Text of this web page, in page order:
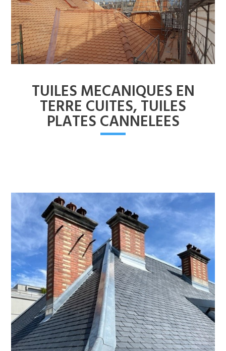
TUILES MECANIQUES EN
TERRE CUITES, TUILES
PLATES CANNELEES